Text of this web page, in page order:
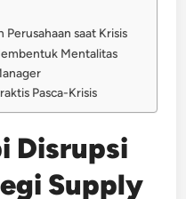
Perusahaan saat Krisis
Mentalitas
Pasca-Krisis
Disrupsi
Supply